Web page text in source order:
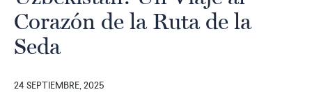
Corazón de la Ruta de la
Seda
24 SEPTIEMBRE, 2025